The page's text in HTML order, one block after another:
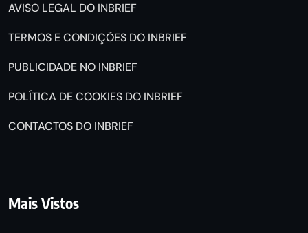
AVISO LEGAL DO INBRIEF
TERMOS E CONDIÇÕES DO INBRIEF
PUBLICIDADE NO INBRIEF
POLÍTICA DE COOKIES DO INBRIEF
CONTACTOS DO INBRIEF
Mais Vistos